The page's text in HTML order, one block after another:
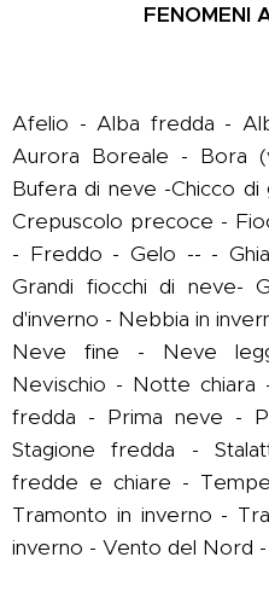
FENOMENI
Afelio - Alba fredda -
Aurora Boreale - Bora
Bufera di neve -Chicco di
Crepuscolo precoce -
- Freddo - Gelo -- -
Grandi fiocchi di neve-
d'inverno - Nebbia in
Neve fine - Neve
Nevischio - Notte chiara
fredda - Prima neve -
Stagione fredda -
fredde e chiare -
Tramonto in inverno -
inverno - Vento del Nord